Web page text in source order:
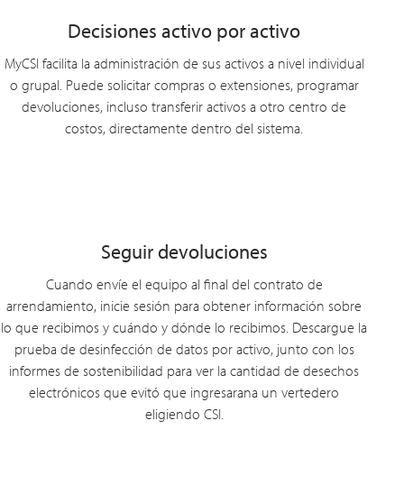
Decisiones activo por activo
MyCSI facilita la administración de sus activos a nivel individual
o grupal. Puede solicitar compras o extensiones, programar
devoluciones, incluso transferir activos a otro centro de
costos, directamente dentro del sistema.
Seguir devoluciones
Cuando envíe el equipo al final del contrato de
arrendamiento, inicie sesión para obtener información sobre
lo que recibimos y cuándo y dónde lo recibimos. Descargue la
prueba de desinfección de datos por activo, junto con los
informes de sostenibilidad para ver la cantidad de desechos
electrónicos que evitó que ingresarana un vertedero
eligiendo CSI.